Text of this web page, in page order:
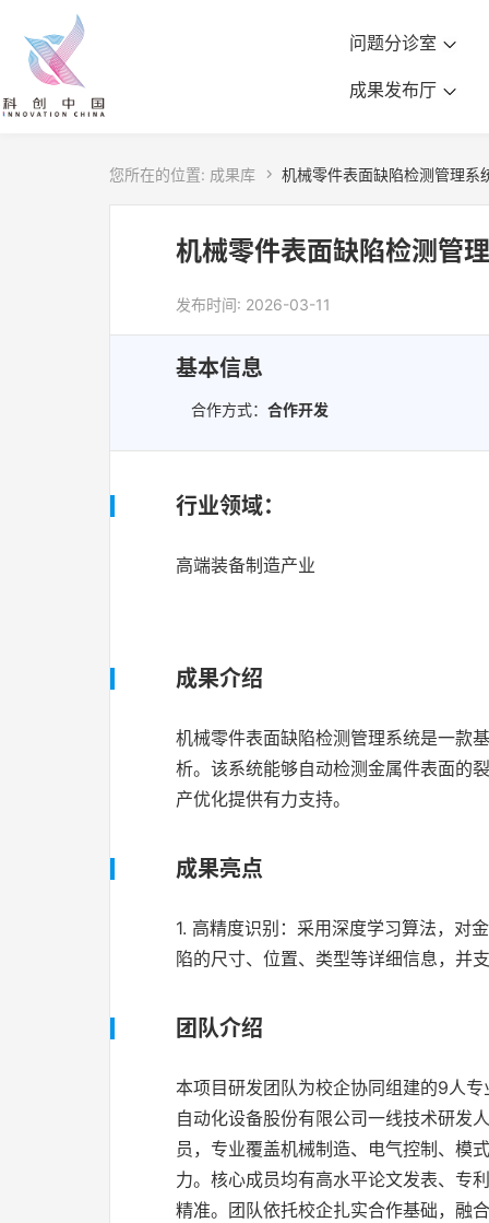
问题分诊室
成果发布厅
您所在的位置: 成果库  机械零件表面缺陷检测管理系
机械零件表面缺陷检测管
发布时间: 2026-03-11
基本信息
合作方式： 合作开发
行业领域：
高端装备制造产业
成果介绍
机械零件表面缺陷检测管理系统是一款
析。该系统能够自动检测金属件表面的
产优化提供有力支持。
成果亮点
1. 高精度识别：采用深度学习算法，对
陷的尺寸、位置、类型等详细信息，并
团队介绍
本项目研发团队为校企协同组建的9人
自动化设备股份有限公司一线技术研发
员，专业覆盖机械制造、电气控制、模
力。核心成员均有高水平论文发表、专
精准。团队依托校企扎实合作基础，融